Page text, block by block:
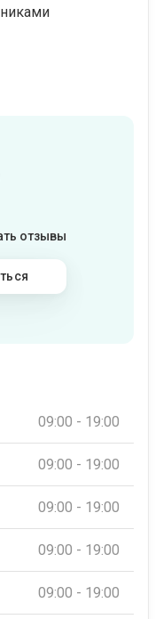
отзывы
09:00 - 19:00
09:00 - 19:00
09:00 - 19:00
09:00 - 19:00
09:00 - 19:00